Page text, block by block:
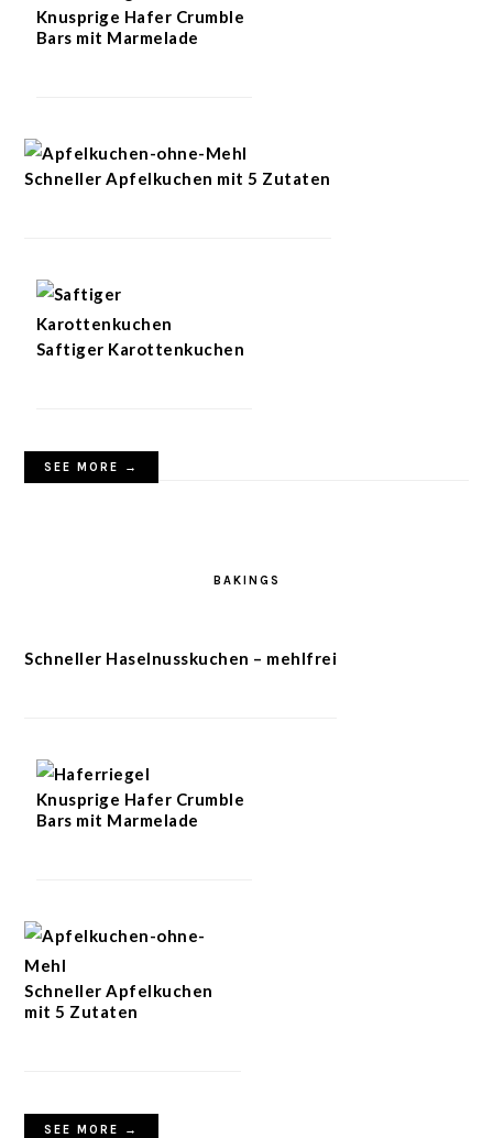
Knusprige Hafer Crumble
Bars mit Marmelade
Schneller Apfelkuchen mit 5 Zutaten
Saftiger Karottenkuchen
SEE MORE →
BAKINGS
Schneller Haselnusskuchen – mehlfrei
Knusprige Hafer Crumble
Bars mit Marmelade
Schneller Apfelkuchen
mit 5 Zutaten
SEE MORE →